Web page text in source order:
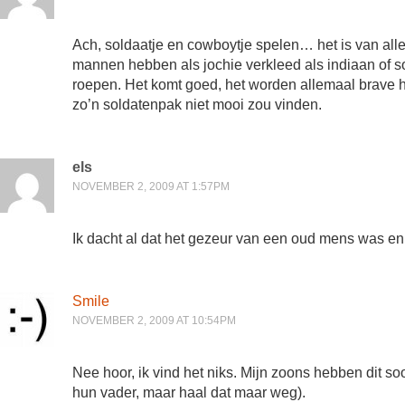
Ach, soldaatje en cowboytje spelen… het is van
mannen hebben als jochie verkleed als indiaan of
roepen. Het komt goed, het worden allemaal
zo’n soldatenpak niet mooi zou vinden.
els
NOVEMBER 2, 2009 AT 1:57PM
Ik dacht al dat het gezeur van een oud mens was
Smile
NOVEMBER 2, 2009 AT 10:54PM
Nee hoor, ik vind het niks. Mijn zoons hebben dit
hun vader, maar haal dat maar weg).